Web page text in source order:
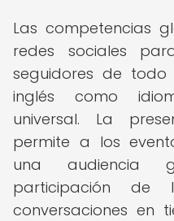
Las competencias
redes sociales
seguidores de todo
inglés como
universal. La
permite a los
una audiencia
participación
conversaciones en